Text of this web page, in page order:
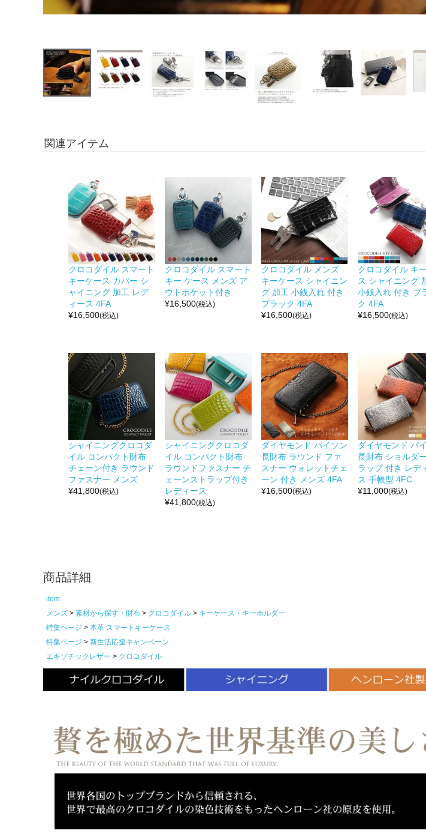
関連アイテム
クロコダイル スマート
キーケース カバー シ
ャイニング 加工 レデ
ィース 4FA
¥16,500(税込)
クロコダイル スマート
キー ケース メンズ ア
ウトポケット付き
¥16,500(税込)
クロコダイル メンズ
キーケース シャイニン
グ 加工 小銭入れ 付き
ブラック 4FA
¥16,500(税込)
クロコダイル キ
ス シャイニング
小銭入れ 付き ブ
ク 4FA
¥16,500(税込)
シャイニングクロコダ
イル コンパクト財布
チェーン付き ラウンド
ファスナー メンズ
¥41,800(税込)
シャイニングクロコダ
イル コンパクト財布
ラウンドファスナー チ
ェーンストラップ付き
レディース
¥41,800(税込)
ダイヤモンド パイソン
長財布 ラウンド ファ
スナー ウォレットチェ
ーン 付き メンズ 4FA
¥16,500(税込)
ダイヤモンド パ
長財布 ショルダ
ラップ 付き レデ
ス 手帳型 4FC
¥11,000(税込)
商品詳細
item
メンズ
素材から探す・財布 クロコダイル
キーケース・キーホルダー
特集ページ
本革 スマートキーケース
特集ページ
新生活応援キャンペーン
エキゾチックレザー
クロコダイル